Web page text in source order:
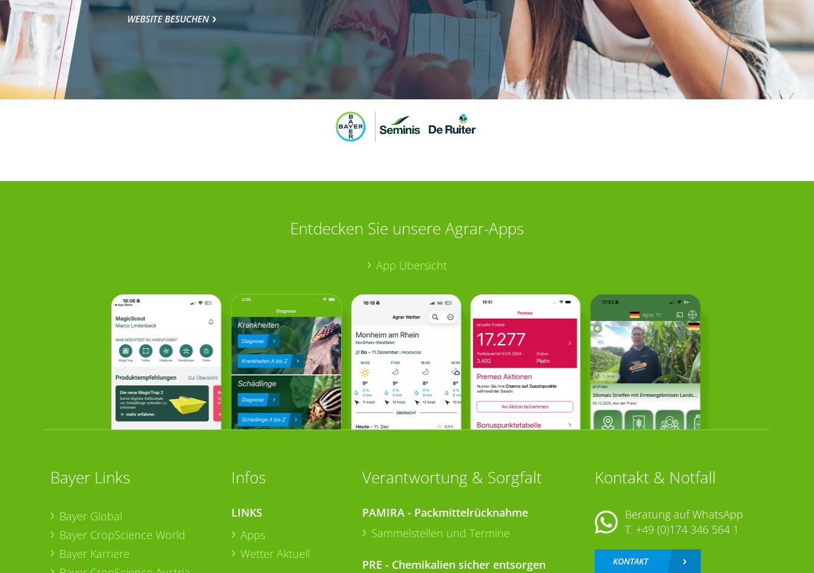
WEBSITE BESUCHEN
Entdecken Sie unsere Agrar-Apps
App Übersicht
Bayer Links
Bayer Global
Bayer CropScience World
Bayer Karriere
Infos
LINKS
Apps
Wetter Aktuell
Verantwortung & Sorgfalt
PAMIRA - Packmittelrücknahme
Sammelstellen und Termine
PRE - Chemikalien sicher entsorgen
Kontakt & Notfall
Beratung auf WhatsApp
T. +49 (0)174 346 564 1
KONTAKT